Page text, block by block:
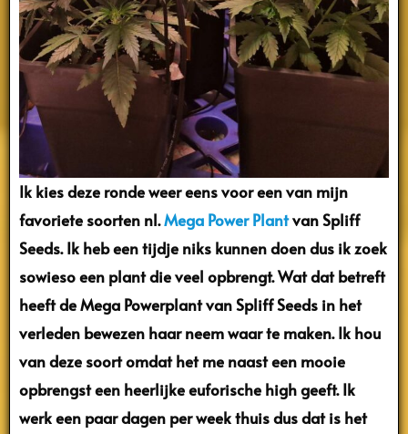
Ik kies deze ronde weer eens voor een van mijn
favoriete soorten nl.Mega Power Plantvan Spliff
Seeds. Ik heb een tijdje niks kunnen doen dus ik zoek
sowieso een plant die veel opbrengt. Wat dat betreft
heeft de Mega Powerplant van Spliff Seeds in het
verleden bewezen haar neem waar te maken. Ik hou
van deze soort omdat het me naast een mooie
opbrengst een heerlijke euforische high geeft. Ik
werk een paar dagen per week thuis dus dat is het